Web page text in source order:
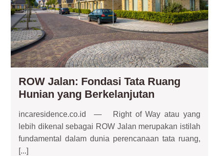
ROW Jalan: Fondasi Tata Ruang
Hunian yang Berkelanjutan
Fondasi
Tata
Ruang
incaresidence.co.id — Right of Way atau yang
lebih dikenal sebagai ROW Jalan merupakan istilah
fundamental dalam dunia perencanaan tata ruang,
[...]